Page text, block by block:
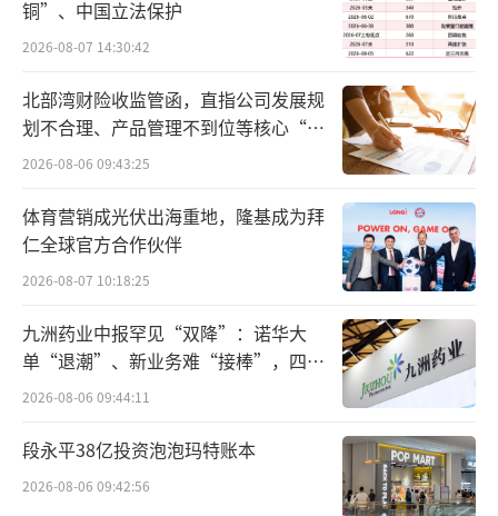
据了解，百济神州目前共有3款自主研发并
获批上市药物，包括百悦泽®（泽布替尼，一款
用于治疗多种血液肿瘤的布鲁顿氏酪氨酸激酶
（BTK）小分子抑制剂）、百泽安®（替雷利珠
抗PD-1抗体免疫疗法）和百汇泽®（帕米帕利，
一款具有选择性的PARP1和PARP2小分子抑制
剂）。
今年10月，百泽安®已在美国商业化上市，
用于食管鳞状细胞癌（ESCC）患者的二线治
者的二线治疗和非小细胞肺癌（NSCLC）患者
的一线和二线治疗。
铜”、中国立法保护
2026-08-07 14:30:42
北部湾财险收监管函，直指公司发展规
划不合理、产品管理不到位等核心“痛
点”
2026-08-06 09:43:25
体育营销成光伏出海重地，隆基成为拜
仁全球官方合作伙伴
2026-08-07 10:18:25
九洲药业中报罕见“双降”：诺华大
单“退潮”、新业务难“接棒”，四大
难关待闯
2026-08-06 09:44:11
段永平38亿投资泡泡玛特账本
2026-08-06 09:42:56